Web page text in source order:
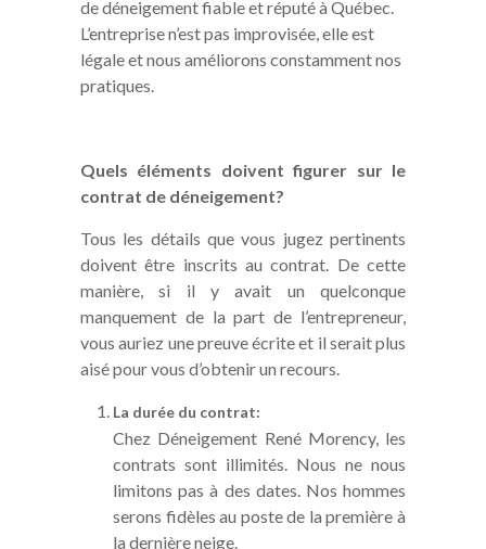
de déneigement fiable et réputé à Québec.
L’entreprise n’est pas improvisée, elle est
légale et nous améliorons constamment nos
pratiques.
Quels éléments doivent figurer sur le
contrat de déneigement?
Tous les détails que vous jugez pertinents
doivent être inscrits au contrat. De cette
manière, si il y avait un quelconque
manquement de la part de l’entrepreneur,
vous auriez une preuve écrite et il serait plus
aisé pour vous d’obtenir un recours.
La durée du contrat:
Chez Déneigement René Morency, les
contrats sont illimités. Nous ne nous
limitons pas à des dates. Nos hommes
serons fidèles au poste de la première à
la dernière neige.